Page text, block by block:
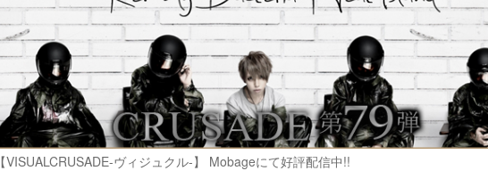
【VISUALCRUSADE-ヴィジュクル-】 Mobageにて好評配信中!!